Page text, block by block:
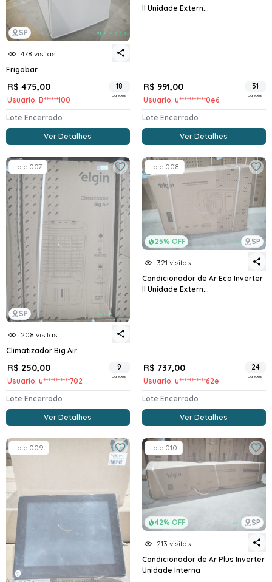
SP
478 visitas
Frigobar
R$ 475,00
Usuario: B******100
18
Lances
Lote Encerrado
Ver Detalhes
ll Unidade Extern...
R$ 991,00
Usuario: u***********0e6
31
Lances
Lote Encerrado
Ver Detalhes
SP
Lote 007
208 visitas
Climatizador Big Air
R$ 250,00
Usuario: u***********702
9
Lances
Lote Encerrado
Ver Detalhes
25% OFF SP
Lote 008
321 visitas
Condicionador de Ar Eco Inverter
ll Unidade Extern...
R$ 737,00
Usuario: u***********62e
24
Lances
Lote Encerrado
Ver Detalhes
Lote 009
42% OFF SP
Lote 010
213 visitas
Condicionador de Ar Plus Inverter
Unidade Interna